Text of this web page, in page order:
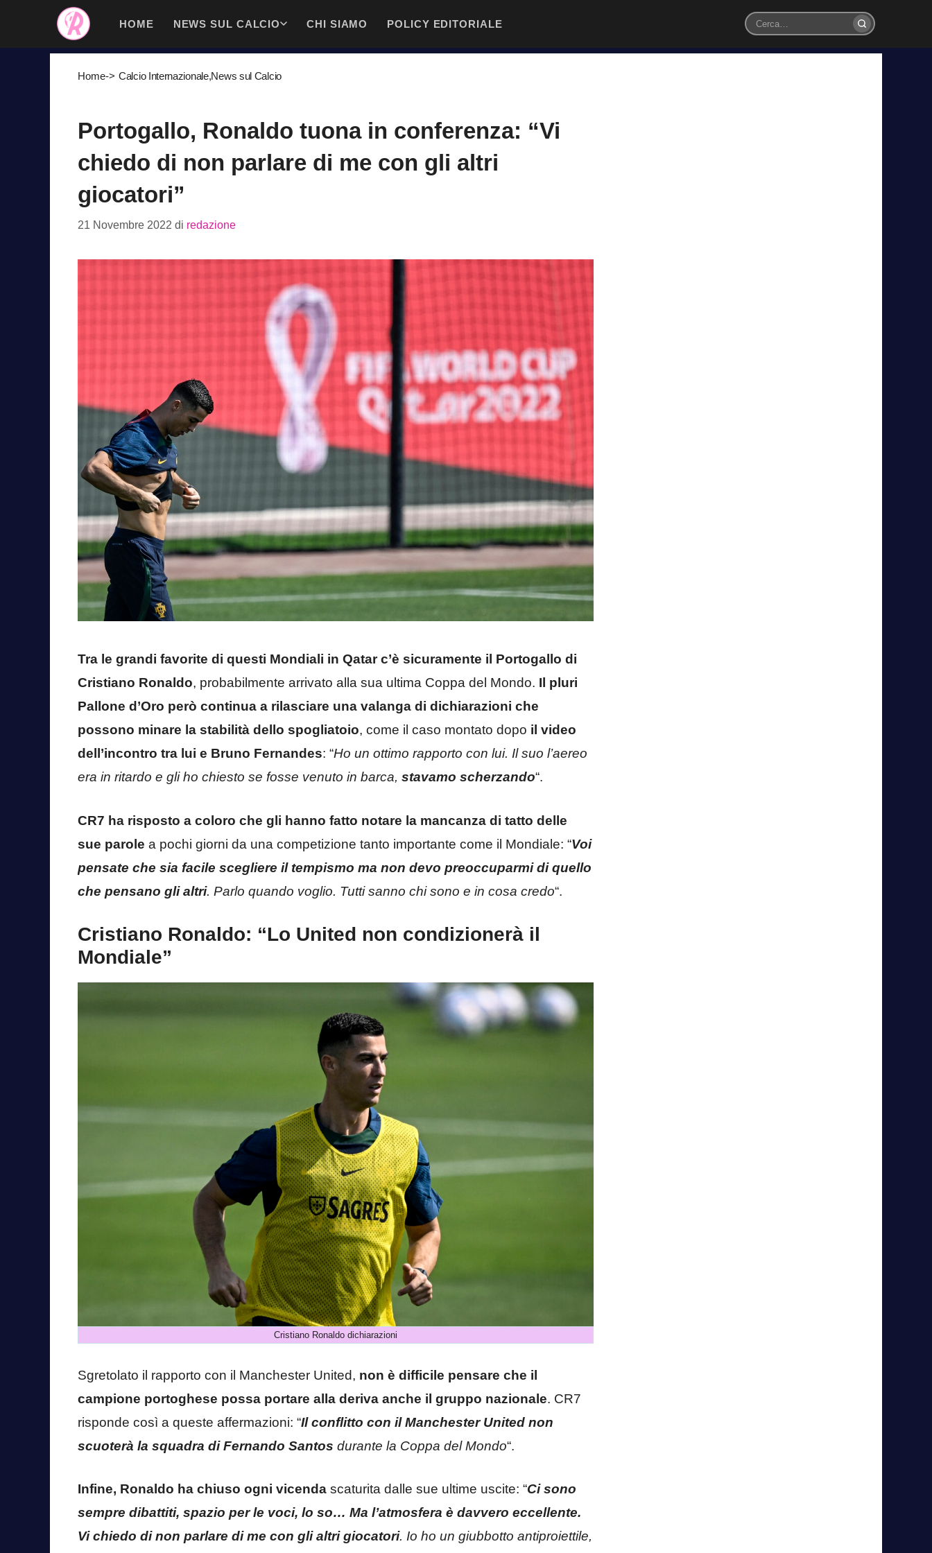
contenuto
HOME NEWS SUL CALCIO CHI SIAMO POLICY EDITORIALE
Cerca
Home-> Calcio Internazionale,News sul Calcio
Portogallo, Ronaldo tuona in conferenza: “Vi
chiedo di non parlare di me con gli altri
giocatori”
21 Novembre 2022 di redazione
Tra le grandi favorite di questi Mondiali in Qatar c’è sicuramente il Portogallo di
Cristiano Ronaldo, probabilmente arrivato alla sua ultima Coppa del Mondo. Il pluri
Pallone d’Oro però continua a rilasciare una valanga di dichiarazioni che
possono minare la stabilità dello spogliatoio, come il caso montato dopo il video
dell’incontro tra lui e Bruno Fernandes: “Ho un ottimo rapporto con lui. Il suo l’aereo
era in ritardo e gli ho chiesto se fosse venuto in barca, stavamo scherzando“.
CR7 ha risposto a coloro che gli hanno fatto notare la mancanza di tatto delle
sue parole a pochi giorni da una competizione tanto importante come il Mondiale: “Voi
pensate che sia facile scegliere il tempismo ma non devo preoccuparmi di quello
che pensano gli altri. Parlo quando voglio. Tutti sanno chi sono e in cosa credo“.
Cristiano Ronaldo: “Lo United non condizionerà il
Mondiale”
Cristiano Ronaldo dichiarazioni
Sgretolato il rapporto con il Manchester United, non è difficile pensare che il
campione portoghese possa portare alla deriva anche il gruppo nazionale. CR7
risponde così a queste affermazioni: “Il conflitto con il Manchester United non
scuoterà la squadra di Fernando Santos durante la Coppa del Mondo“.
Infine, Ronaldo ha chiuso ogni vicenda scaturita dalle sue ultime uscite: “Ci sono
sempre dibattiti, spazio per le voci, lo so… Ma l’atmosfera è davvero eccellente.
Vi chiedo di non parlare di me con gli altri giocatori. Io ho un giubbotto antiproiettile,